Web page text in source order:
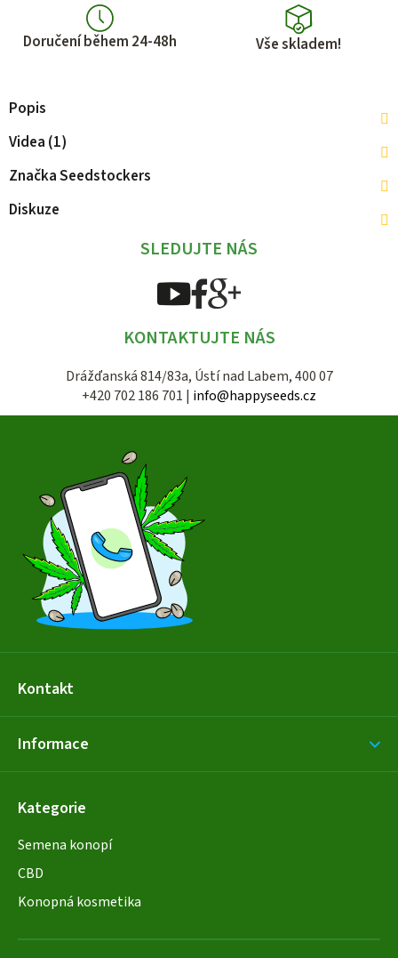
Doručení během 24-48h Vše skladem!
Popis
Videa (1)
ZnačkaSeedstockers
Diskuze
SLEDUJTE NÁS
KONTAKTUJTE NÁS
Drážďanská 814/83a, Ústí nad Labem, 400 07
+420 702 186 701 | info@happyseeds.cz
Kontakt
Informace
Kategorie
Semena konopí
CBD
Konopná kosmetika